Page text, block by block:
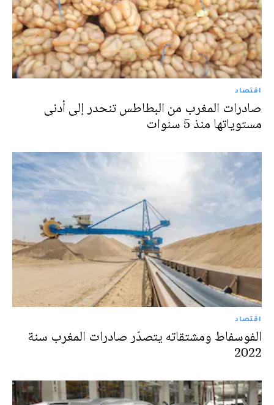
اقتصاد
صادرات المغرب من البطاطس تنحدر إلى أدنى
مستوياتها منذ 5 سنوات
اقتصاد
الفوسفاط ومشتقاته يتصدّر صادرات المغرب سنة
2022